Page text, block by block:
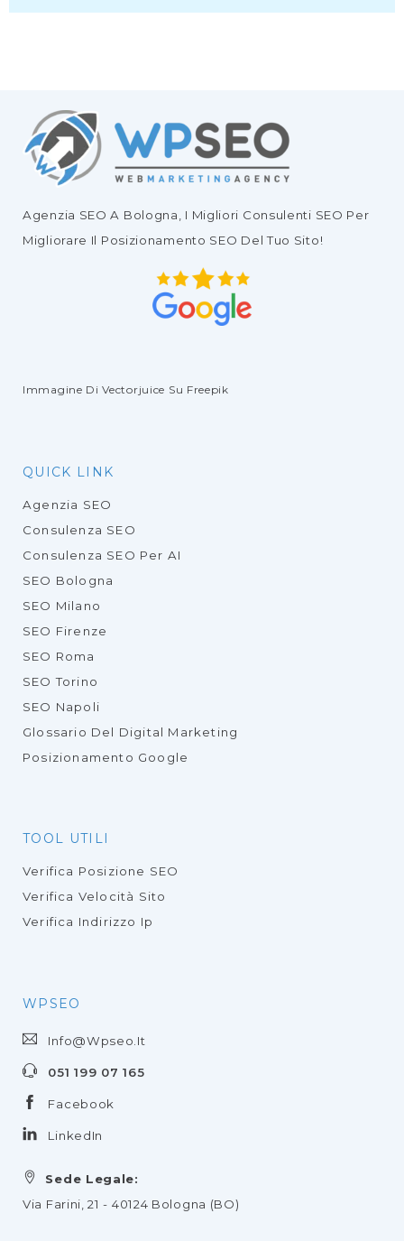
Agenzia SEO A Bologna, I Migliori Consulenti SEO Per
Migliorare Il Posizionamento SEO Del Tuo Sito!
Immagine Di Vectorjuice Su Freepik
QUICK LINK
Agenzia SEO
Consulenza SEO
Consulenza SEO Per AI
SEO Bologna
SEO Milano
SEO Firenze
SEO Roma
SEO Torino
SEO Napoli
Glossario Del Digital Marketing
Posizionamento Google
TOOL UTILI
Verifica Posizione SEO
Verifica Velocità Sito
Verifica Indirizzo Ip
WPSEO
Info@wpseo.it
051 199 07 165
Facebook
LinkedIn
Sede Legale:
Via Farini, 21 - 40124 Bologna (BO)